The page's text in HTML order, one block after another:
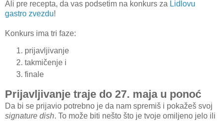
Ali pre recepta, da vas podsetim na konkurs za Lidlovu
gastro zvezdu!
Konkurs ima tri faze:
prijavljivanje
takmičenje i
finale
Prijavljivanje traje do 27. maja u ponoć
Da bi se prijavio potrebno je da nam spremiš i pokažeš svoj
signature dish. To može biti nešto što je tvoje omiljeno jelo ili